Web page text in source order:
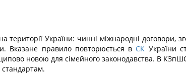
України: чинні міжнародні договори,
Вказане правило повторюється в СК України
новою для сімейного законодавства. В